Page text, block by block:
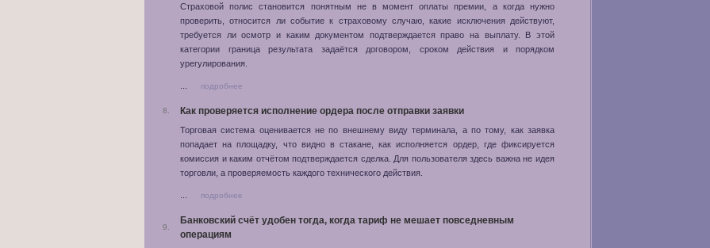
Страховой полис становится понятным не в момент оплаты премии, а когда нужно
проверить, относится ли событие к страховому случаю, какие исключения действуют,
требуется ли осмотр и каким документом подтверждается право на выплату. В этой
категории граница результата задаётся договором, сроком действия и порядком
урегулирования.
подробнее
8. Как проверяется исполнение ордера после отправки заявки
Торговая система оценивается не по внешнему виду терминала, а по тому, как заявка
попадает на площадку, что видно в стакане, как исполняется ордер, где фиксируется
комиссия и каким отчётом подтверждается сделка. Для пользователя здесь важна не идея
торговли, а проверяемость каждого технического действия.
подробнее
9.
Банковский счёт удобен тогда, когда тариф не мешает повседневным
операциям